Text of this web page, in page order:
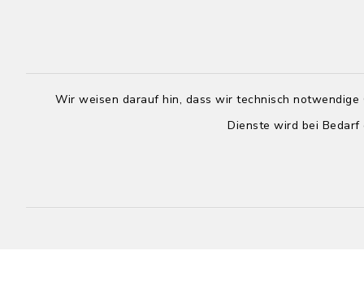
Wir weisen darauf hin, dass wir technisch
Dienste wird bei